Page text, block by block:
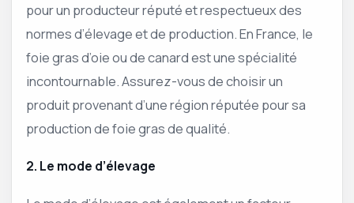
pour un producteur réputé et respectueux des
normes d’élevage et de production. En France, le
foie gras d’oie ou de canard est une spécialité
incontournable. Assurez-vous de choisir un
produit provenant d’une région réputée pour sa
production de foie gras de qualité.
2. Le mode d’élevage